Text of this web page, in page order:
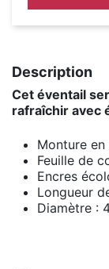
Description
Cet éventail
rafraîchir avec
Monture
Feuille de
Encres
Longueur
Diamètre :